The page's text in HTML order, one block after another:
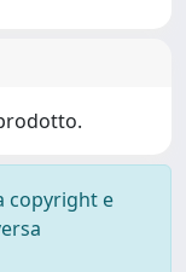
copyright e